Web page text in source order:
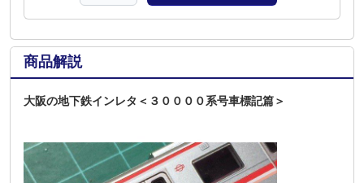
商品解説
大阪の地下鉄インレタ＜３００００系号車標記篇＞